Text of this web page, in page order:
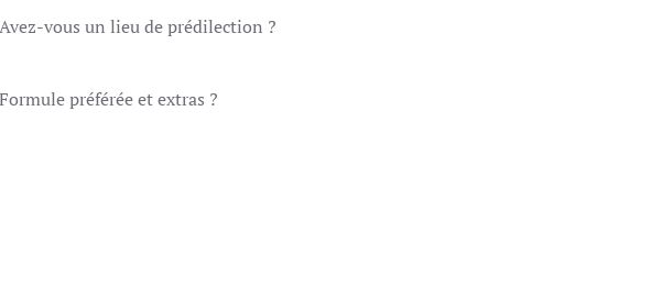
Avez-vous un lieu de prédilection ?
Formule préférée et extras ?